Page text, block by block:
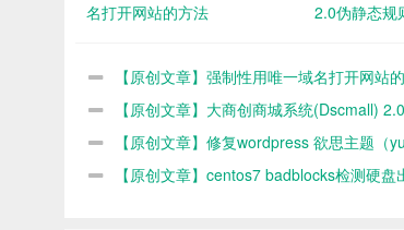
名打开网站的方法
2.0伪静态规
【原创文章】强制性用唯一域名打开网站
【原创文章】大商创商城系统(Dscmall)
入漏洞修复【原创文章】修复wordpress 欲思主题（
PHP8.0环境
【原创文章】centos7 badblocks检测硬盘